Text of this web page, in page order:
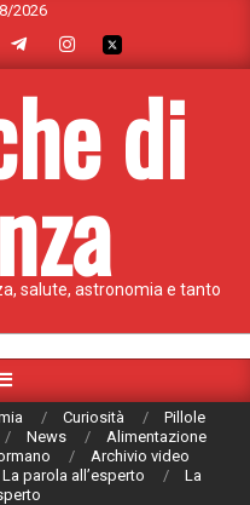
2026
di
salute, astronomia e tanto
Curiosità
Pillole
News
Alimentazione
Archivio video
La parola all’esperto
La